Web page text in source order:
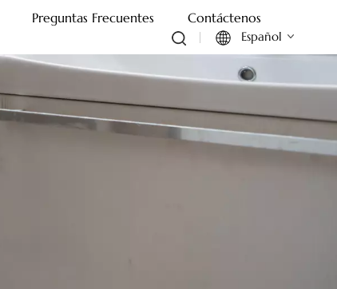
Preguntas Frecuentes Contáctenos
Español
Français